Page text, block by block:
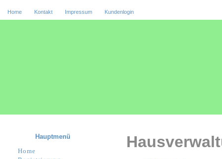
Home Kontakt Impressum Kundenlogin
Hauptmenü
Home